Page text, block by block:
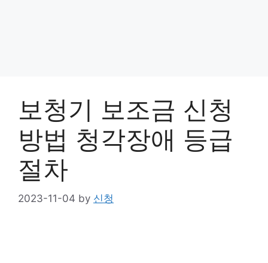
보청기 보조금 신청
방법 청각장애 등급
절차
2023-11-04 by 신청